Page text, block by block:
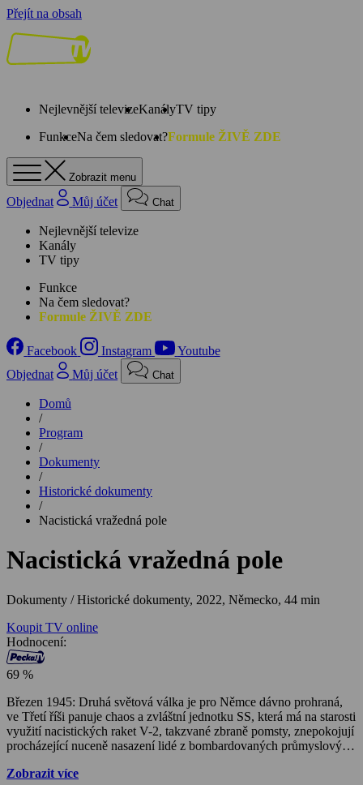
Přejít na obsah
Nejlevnější televizeKanályTV tipy
FunkceNa čem sledovat?Formule ŽIVĚ ZDE
Zobrazit menu
Objednat Můj účet Chat
Nejlevnější televize
Kanály
TV tipy
Funkce
Na čem sledovat?
Formule ŽIVĚ ZDE
Facebook Instagram
Youtube
Objednat
Můj účet Chat
Domů
/
Program
/
Dokumenty
/
Historické dokumenty
/
Nacistická vražedná pole
Nacistická vražedná pole
Dokumenty / Historické dokumenty, 2022, Německo, 44 min
Koupit TV online
Hodnocení:
69 %
Březen 1945: Druhá světová válka je pro Němce dávno prohraná,
ve Třetí říši panuje chaos a zvláštní jednotku SS, která má na starosti
využití nacistických raket V-2, takzvané zbraně pomsty, znepokojují
procházející nuceně nasazení lidé z bombardovaných průmyslových
zavražděnými muži, ženami i dětmi pohřbenými v hromadném
Zobrazit více